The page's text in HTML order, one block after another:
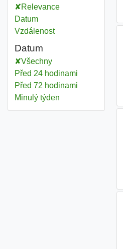
Relevance
Datum
Vzdálenost
Datum
Všechny
Před 24 hodinami
Před 72 hodinami
Minulý týden